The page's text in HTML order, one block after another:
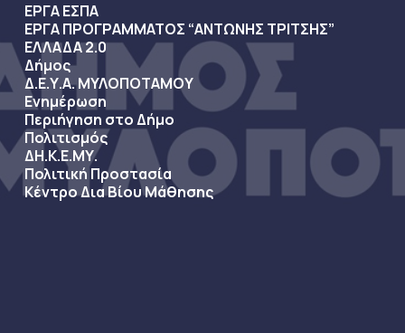
ΕΡΓΑ ΕΣΠΑ
ΕΡΓΑ ΠΡΟΓΡΑΜΜΑΤΟΣ “ΑΝΤΩΝΗΣ ΤΡΙΤΣΗΣ”
ΕΛΛΑΔΑ 2.0
Δήμος
Δ.Ε.Υ.Α. ΜΥΛΟΠΟΤΑΜΟΥ
Ενημέρωση
Περιήγηση στο Δήμο
Πολιτισμός
ΔΗ.Κ.Ε.ΜΥ.
Πολιτική Προστασία
Κέντρο Δια Βίου Μάθησης